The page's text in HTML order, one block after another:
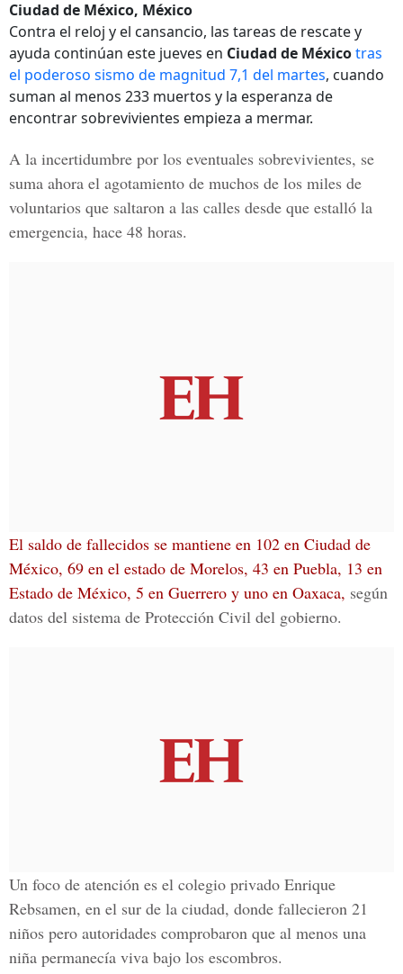
Ciudad de México, México
Contra el reloj y el cansancio, las tareas de rescate y
ayuda continúan este jueves en Ciudad de Méxicotras
el poderoso sismo de magnitud 7,1 del martes, cuando
suman al menos 233 muertos y la esperanza de
encontrar sobrevivientes empieza a mermar.
A la incertidumbre por los eventuales sobrevivientes, se
suma ahora el agotamiento de muchos de los miles de
voluntarios que saltaron a las calles desde que estalló la
emergencia, hace 48 horas.
El saldo de fallecidos se mantiene en 102 en Ciudad de
México, 69 en el estado de Morelos, 43 en Puebla, 13 en
Estado de México, 5 en Guerrero y uno en Oaxaca, según
datos del sistema de Protección Civil del gobierno.
Un foco de atención es el colegio privado Enrique
Rebsamen, en el sur de la ciudad, donde fallecieron 21
niños pero autoridades comprobaron que al menos una
niña permanecía viva bajo los escombros.